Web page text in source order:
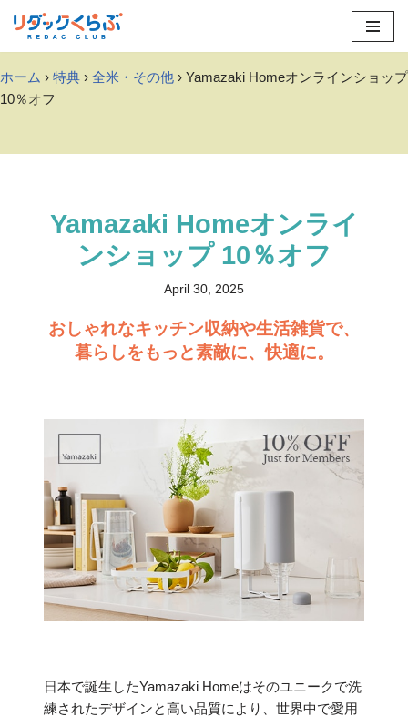
Skip
content
ホーム › 特典 › 全米・その他 › Yamazaki Homeオンラインショップ
10％オフ
Yamazaki Homeオンライ
ンショップ 10％オフ
April 30, 2025
おしゃれなキッチン収納や生活雑貨で、
暮らしをもっと素敵に、快適に。
日本で誕生したYamazaki Homeはそのユニークで洗
練されたデザインと高い品質により、世界中で愛用